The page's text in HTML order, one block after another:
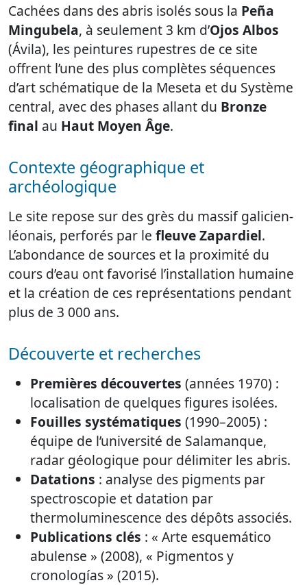
Cachées dans des abris isolés sous la Peña
Mingubela, à seulement 3 km d’Ojos Albos
(Ávila), les peintures rupestres de ce site
offrent l’une des plus complètes séquences
d’art schématique de la Meseta et du Système
central, avec des phases allant du Bronze
final au Haut Moyen Âge.
Contexte géographique et
archéologique
Le site repose sur des grès du massif galicien-
léonais, perforés par le fleuve Zapardiel.
L’abondance de sources et la proximité du
cours d’eau ont favorisé l’installation humaine
et la création de ces représentations pendant
plus de 3 000 ans.
Découverte et recherches
Premières découvertes (années 1970) :
localisation de quelques figures isolées.
Fouilles systématiques (1990–2005) :
équipe de l’université de Salamanque,
radar géologique pour délimiter les abris.
Datations : analyse des pigments par
spectroscopie et datation par
thermoluminescence des dépôts associés.
Publications clés : « Arte esquemático
abulense » (2008), « Pigmentos y
cronologías » (2015).